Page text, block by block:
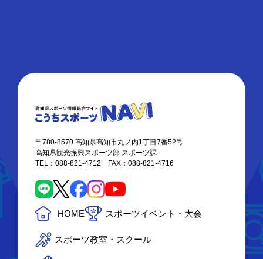
〒780-8570 高知県高知市丸ノ内1丁目7番52号
高知県観光振興スポーツ部 スポーツ課
TEL：088-821-4712 FAX：088-821-4716
HOME スポーツイベント・大会
スポーツ教室・スクール